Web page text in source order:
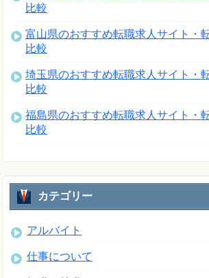
比較
富山県のおすすめ転職求人サイト・
比較
埼玉県のおすすめ転職求人サイト・
比較
福島県のおすすめ転職求人サイト・
比較
カテゴリー
アルバイト
仕事について